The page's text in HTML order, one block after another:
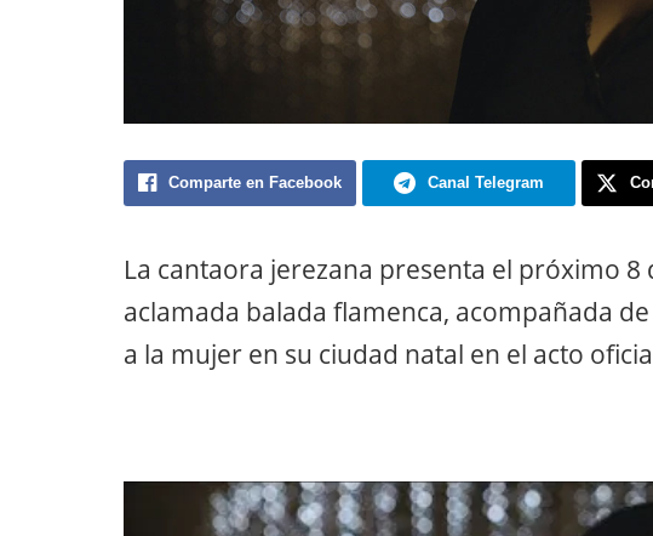
Comparte en Facebook Canal Telegram
La cantaora jerezana presenta el próximo 8
aclamada balada flamenca, acompañada de
a la mujer en su ciudad natal en el acto